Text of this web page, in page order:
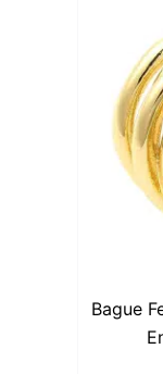
Bague